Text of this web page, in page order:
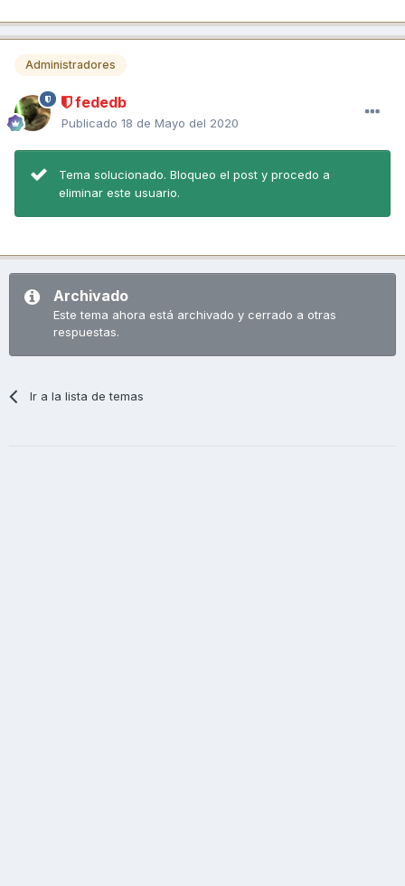
Administradores
fededb
Publicado 18 de Mayo del 2020
Tema solucionado. Bloqueo el post y procedo a
eliminar este usuario.
Archivado
Este tema ahora está archivado y cerrado a otras
respuestas.
Ir a la lista de temas